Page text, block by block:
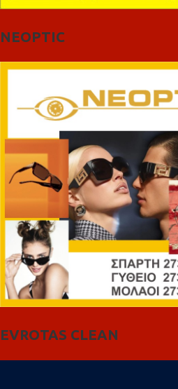
NEOPTIC
EVROTAS CLEAN